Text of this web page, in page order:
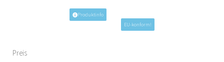
Produktinfo
EU-konform!
Preis